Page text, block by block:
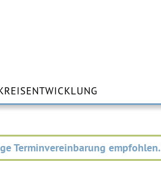
Terminvereinbarung empfohlen.